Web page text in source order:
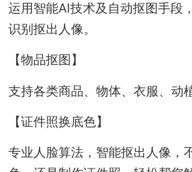
运用智能AI技术及自动抠图手段
识别抠出人像。
【物品抠图】
支持各类商品、物体、衣服、动
【证件照换底色】
专业人脸算法，智能抠出人像，